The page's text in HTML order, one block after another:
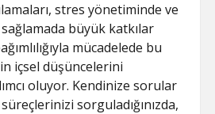
stres yönetiminde ve
büyük katkılar
mücadelede bu
içsel düşüncelerini
oluyor. Kendinize sorular
sorguladığınızda,